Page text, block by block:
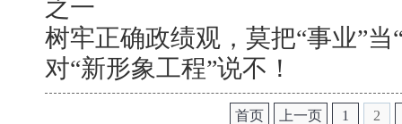
之一
树牢正确政绩观，莫把“事业”当
对“新形象工程”说不！
首页 上一页 1 2